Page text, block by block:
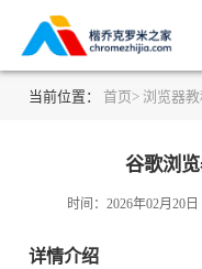
当前位置： 首页> 浏览器
谷歌浏
时间：2026年02月20日
详情介绍